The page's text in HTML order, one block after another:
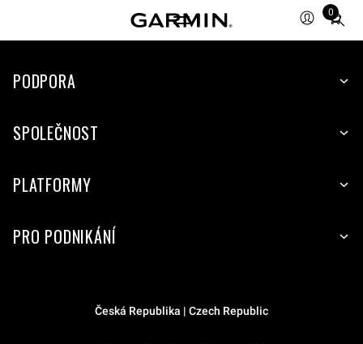
0
Total
items
cart:
PODPORA
SPOLEČNOST
PLATFORMY
PRO PODNIKÁNÍ
Česká Republika | Czech Republic